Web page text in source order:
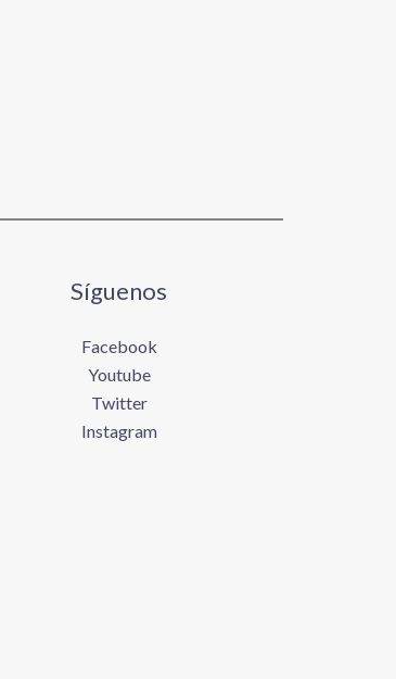
Síguenos
Facebook
Youtube
Twitter
Instagram